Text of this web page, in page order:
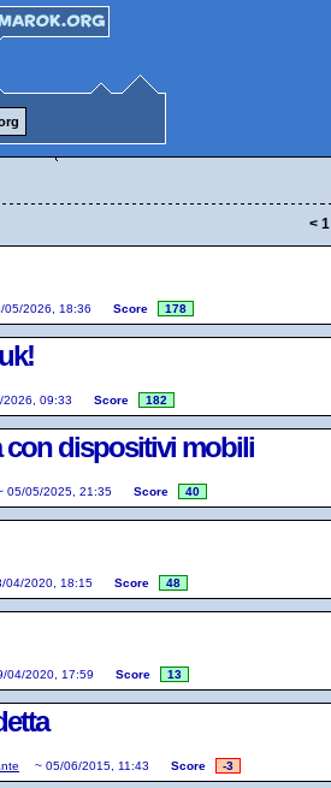
< 1
05/2026, 18:36 Score 178
2026, 09:33 Score 182
con dispositivi mobili
05/05/2025, 21:35 Score 40
04/2020, 18:15 Score 48
04/2020, 17:59 Score 13
~ 05/06/2015, 11:43 Score -3